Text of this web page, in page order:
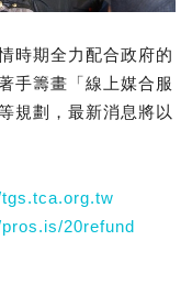
時期全力配合政府的
手籌畫「線上媒合服
規劃，最新消息將以
20refund